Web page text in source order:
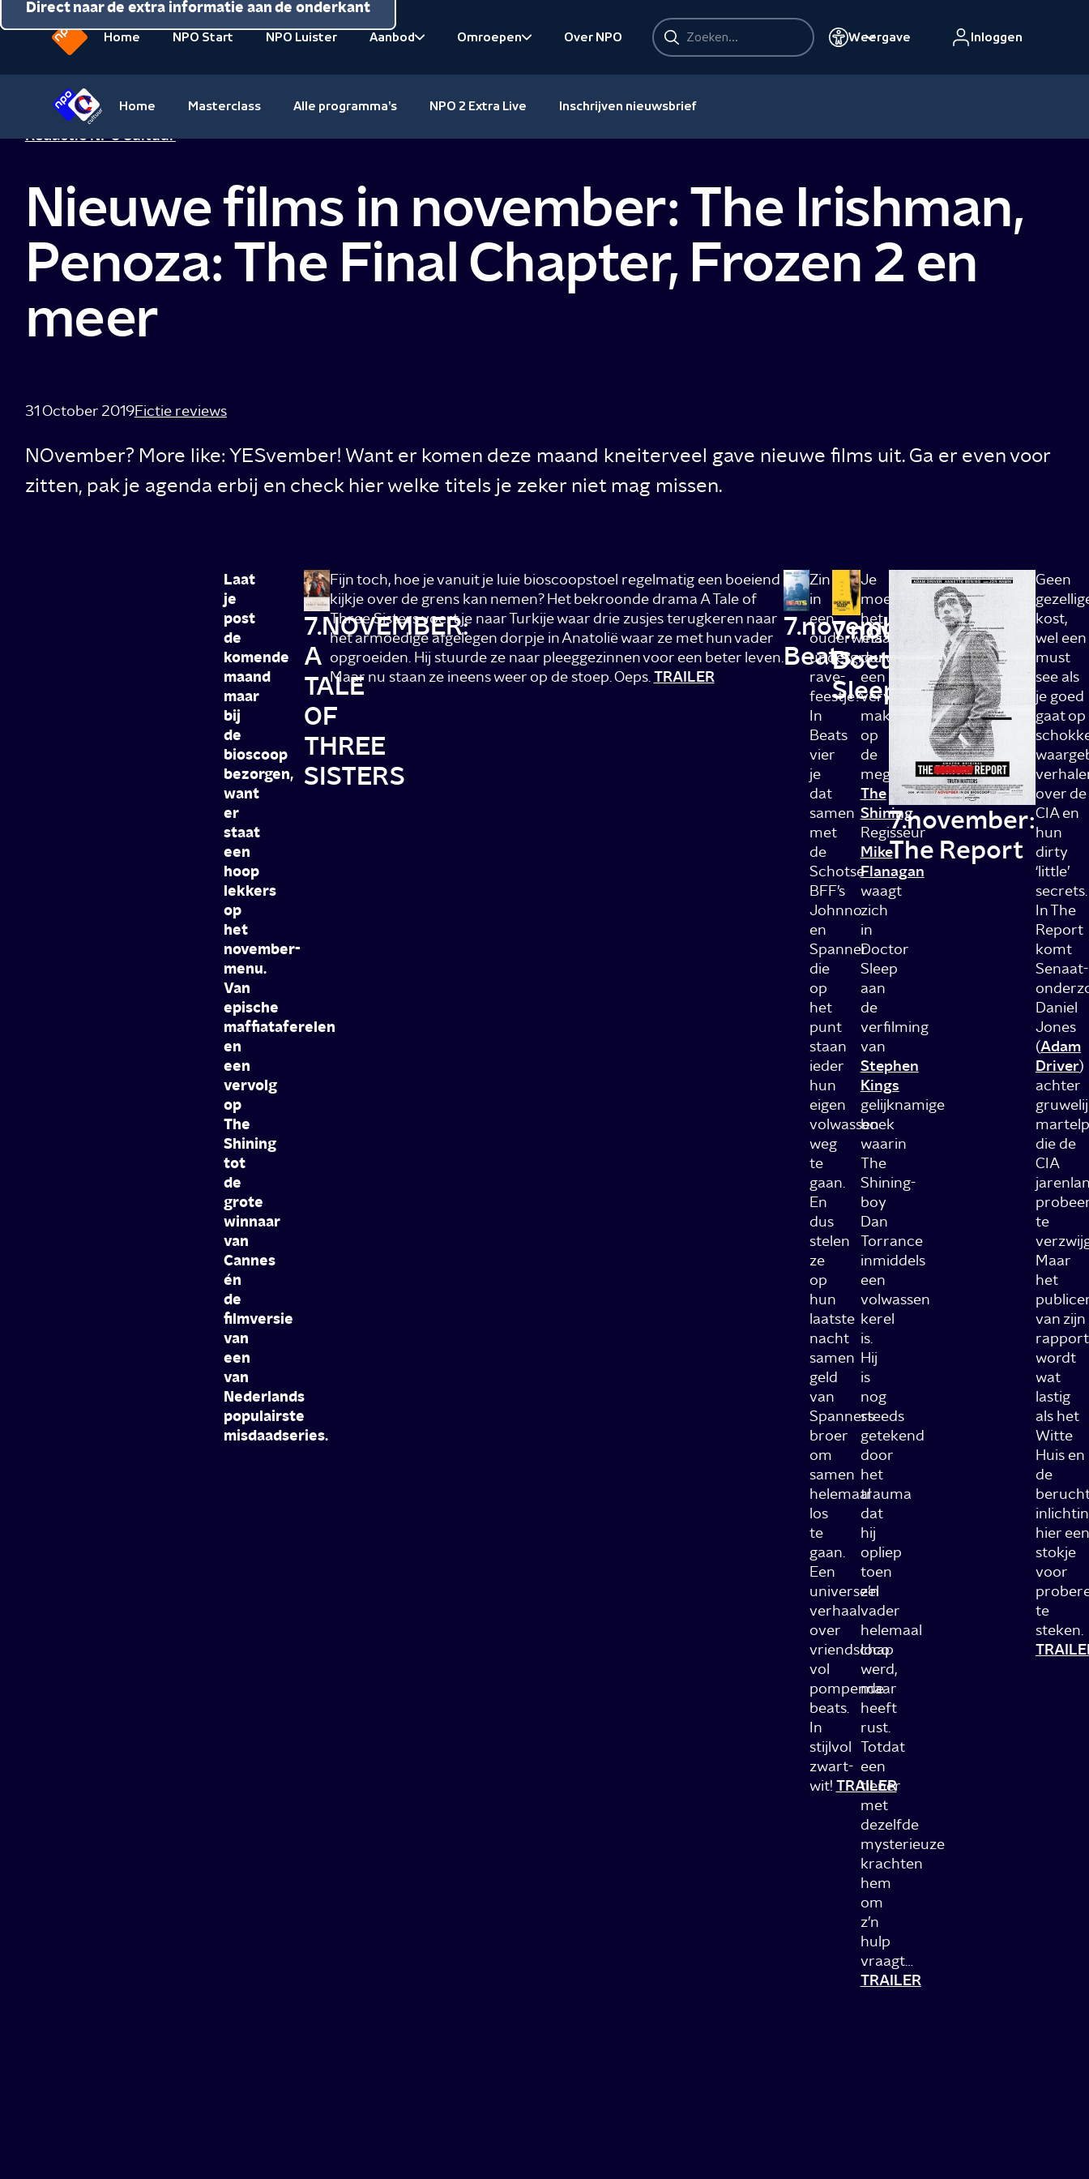
Direct naar de inhoud
Direct naar de hoofdnavigatie
Direct naar de extra informatie aan de onderkant
beginpagina
van
Home NPO Start NPO Luister
Aanbod
Omroepen
Over NPO
Zoeken
Zoeken
Weergave Inloggen
van
Cultuur
Home Masterclass Alle programma's NPO 2 Extra Live Inschrijven nieuwsbrief
Redactie NPO Cultuur
Nieuwe films in november: The Irishman,
Penoza: The Final Chapter, Frozen 2 en
meer
31 October 2019Fictie reviews
NOvember? More like: YESvember! Want er komen deze maand kneiterveel gave nieuwe films uit. Ga er even voor
zitten, pak je agenda erbij en check hier welke titels je zeker niet mag missen.
Laat
je
post
de
komende
maand
maar
bij
de
bioscoop
bezorgen,
want
er
staat
een
hoop
lekkers
op
het
november-
menu.
Van
epische
maffiataferelen
en
een
vervolg
op
The
Shining
tot
de
grote
winnaar
van
Cannes
én
de
filmversie
van
een
van
Nederlands
populairste
misdaadseries.
7.NOVEMBER:
A
TALE
OF
THREE
SISTERS
Fijn toch, hoe je vanuit je luie bioscoopstoel regelmatig een boeiend
kijkje over de grens kan nemen? Het bekroonde drama A Tale of
Three Sisters voert je naar Turkije waar drie zusjes terugkeren naar
het armoedige afgelegen dorpje in Anatolië waar ze met hun vader
opgroeiden. Hij stuurde ze naar pleeggezinnen voor een beter leven.
Maar nu staan ze ineens weer op de stoep. Oeps. TRAILER
7.november:
Beats
Zin
in
een
ouderwets
underground
rave-
feestje?
In
Beats
vier
je
dat
samen
met
de
Schotse
BFF’s
Johnno
en
Spanner
die
op
het
punt
staan
ieder
hun
eigen
volwassen
weg
te
gaan.
En
dus
stelen
ze
op
hun
laatste
nacht
samen
geld
van
Spanners
broer
om
samen
helemaal
los
te
gaan.
Een
universeel
verhaal
over
vriendschap
vol
pompende
beats.
In
stijlvol
zwart-
wit! TRAILER
7.november:
Doctor
Sleep
Je
moet
het
maar
durven:
een
vervolg
maken
op
de
megaklassieker
The
Shining.
Regisseur
Mike
Flanagan
waagt
zich
in
Doctor
Sleep
aan
de
verfilming
van
Stephen
Kings
gelijknamige
boek
waarin
The
Shining-
boy
Dan
Torrance
inmiddels
een
volwassen
kerel
is.
Hij
is
nog
steeds
getekend
door
het
trauma
dat
hij
opliep
toen
z’n
vader
helemaal
loco
werd,
maar
heeft
rust.
Totdat
een
tiener
met
dezelfde
mysterieuze
krachten
hem
om
z’n
hulp
vraagt…
TRAILER
7.november:
The Report
Geen
kost,
wel een
must
see als
je goed
gaat op
over de
CIA en
hun
dirty
‘little’
secrets.
In The
Report
komt
Senaat-
Daniel
Jones
(Adam
Driver)
achter
die de
CIA
te
Maar
het
van zijn
rapport
wordt
wat
lastig
als het
Witte
Huis en
de
hier een
stokje
voor
te
steken.